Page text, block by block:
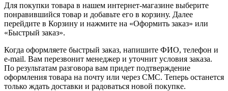
Для покупки товара в нашем интернет-магазине выберите
понравившийся товар и добавьте его в корзину. Далее
перейдите в Корзину и нажмите на «Оформить заказ» или
«Быстрый заказ».
Когда оформляете быстрый заказ, напишите ФИО, телефон и
e-mail. Вам перезвонит менеджер и уточнит условия заказа.
По результатам разговора вам придет подтверждение
оформления товара на почту или через СМС. Теперь останется
только ждать доставки и радоваться новой покупке.